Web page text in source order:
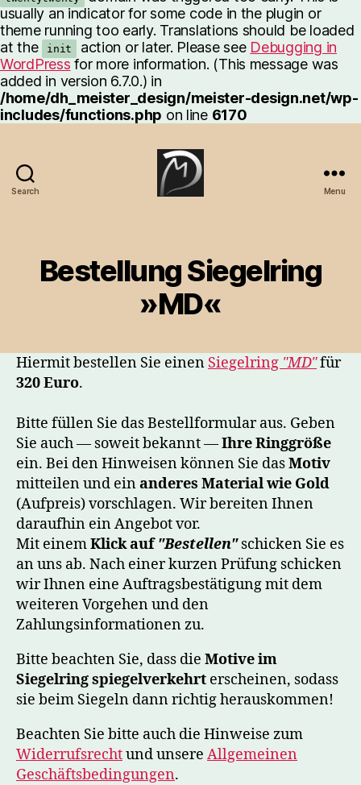
usually an indicator for some code in the plugin or
theme running too early. Translations should be loaded
at the
init action or later. Please see Debugging in
WordPress for more information. (This message was
added in version 6.7.0.) in
/home/dh_meister_design/meister-design.net/wp-
includes/functions.php on line 6170
Search Menu
Bestellung Siegelring
»MD«
Hiermit bestellen Sie einen Siegelring MD für
320 Euro.
Bitte füllen Sie das Bestellformular aus. Geben
Sie auch — soweit bekannt —Ihre Ringgröße
ein. Bei den Hinweisen können Sie dasMotiv
mitteilen und einanderes Material wie Gold
(Aufpreis) vorschlagen. Wir bereiten Ihnen
daraufhin ein Angebot vor.
Mit einemKlick auf Bestellen schicken Sie es
an uns ab. Nach einer kurzen Prüfung schicken
wir Ihnen eine Auftragsbestätigung mit dem
weiteren Vorgehen und den
Zahlungsinformationen zu.
Bitte beachten Sie, dass die Motive im
Siegelring spiegelverkehrt erscheinen, sodass
sie beim Siegeln dann richtig herauskommen!
Beachten Sie bitte auch die Hinweise zum
Widerrufsrechtund unsere Allgemeinen
Geschäfts­bedingungen.